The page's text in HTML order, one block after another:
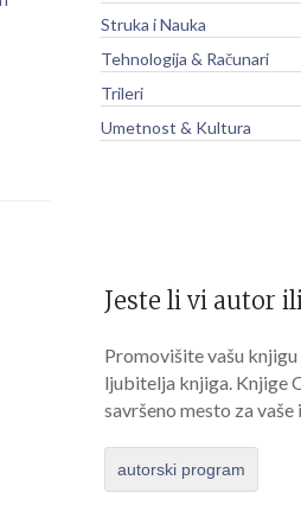
Struka i Nauka
Tehnologija & Računari
Trileri
Umetnost & Kultura
Jeste li vi autor
Promovišite vašu
ljubitelja knjiga. Knjige
savršeno mesto za vaše
autorski program